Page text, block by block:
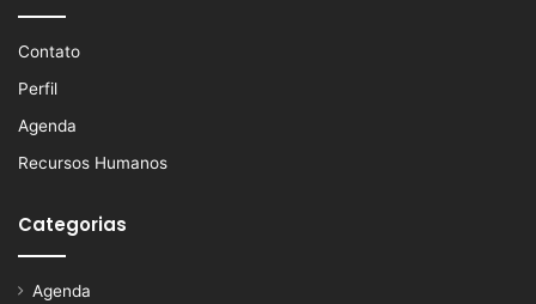
Contato
Perfil
Agenda
Recursos Humanos
Categorias
Agenda